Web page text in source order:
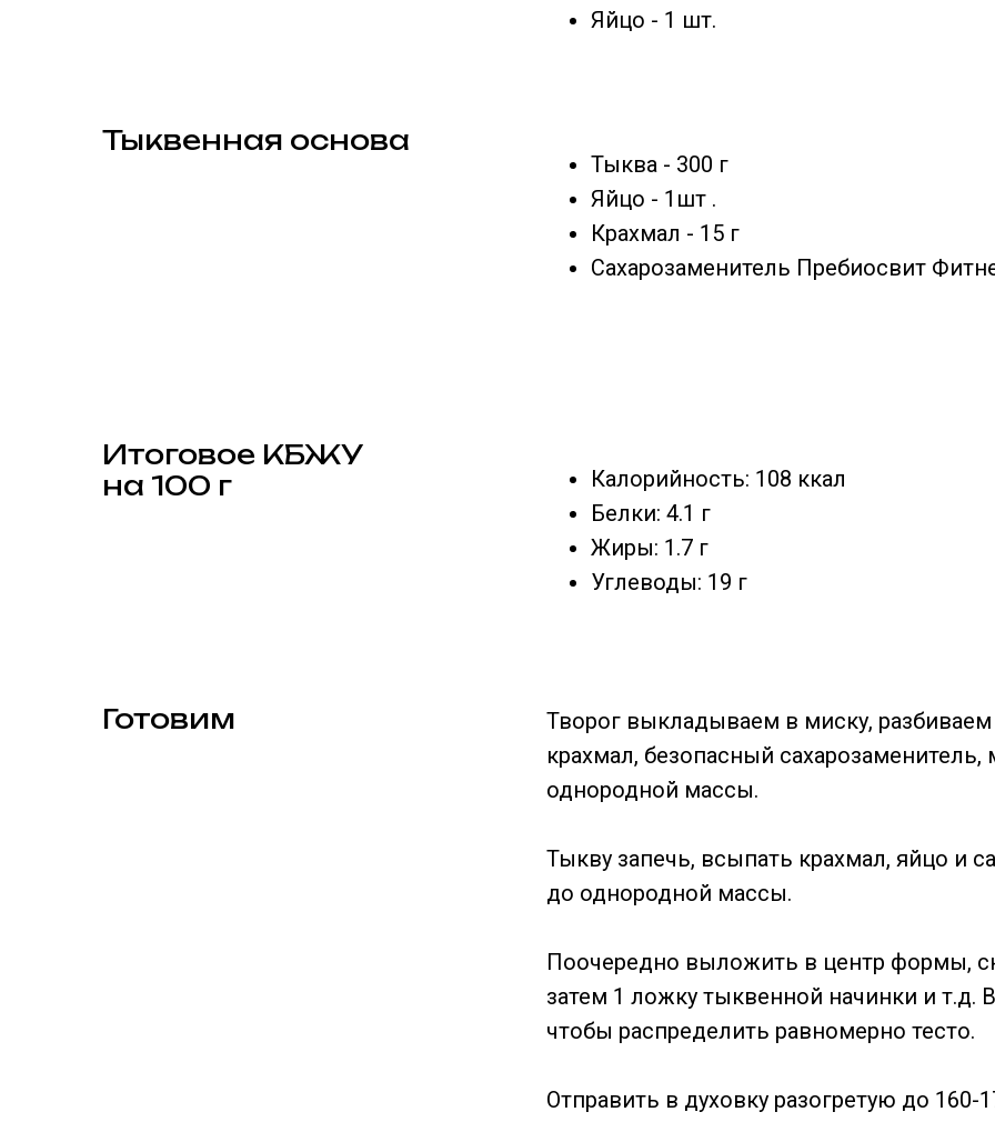
Яйцо - 1 шт.
Тыквенная основа
Тыква - 300 г
Яйцо - 1шт .
Крахмал - 15 г
Сахарозаменитель Пребиосвит
Итоговое КБЖУ
на 100 г
Калорийность: 108 ккал
Белки: 4.1 г
Жиры: 1.7 г
Углеводы: 19 г
Готовим
Творог выкладываем в миску,
крахмал, безопасный
однородной массы.
Тыкву запечь, всыпать крахмал, яйцо и
до однородной массы.
Поочередно выложить в центр формы,
затем 1 ложку тыквенной начинки и т.д.
чтобы распределить равномерно тесто.
Отправить в духовку разогретую до 160-